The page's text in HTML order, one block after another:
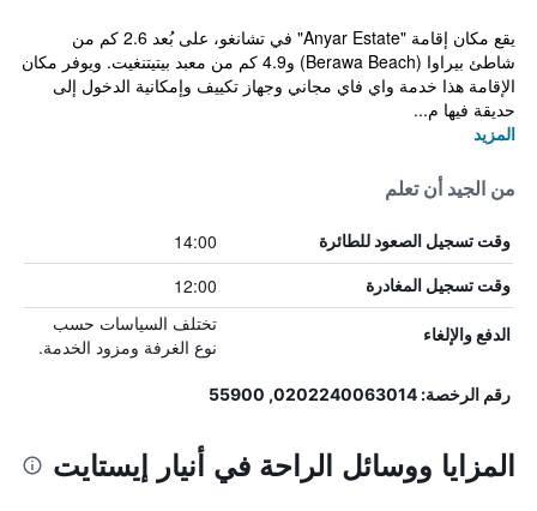
يقع مكان إقامة "Anyar Estate" في تشانغو، على بُعد 2.6 كم من
شاطئ بيراوا (Berawa Beach) و4.9 كم من معبد بيتيتنغيت. ويوفر مكان
الإقامة هذا خدمة واي فاي مجاني وجهاز تكييف وإمكانية الدخول إلى
حديقة فيها م...
المزيد
من الجيد أن تعلم
وقت تسجيل الصعود للطائرة 14:00
وقت تسجيل المغادرة 12:00
الدفع والإلغاء
تختلف السياسات حسب
نوع الغرفة ومزود الخدمة.
رقم الرخصة: 0202240063014, 55900
المزايا ووسائل الراحة في أنيار إيستايت